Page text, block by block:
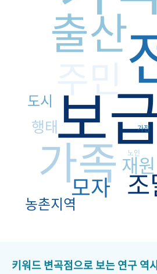
보
가족
출산
모자
재원
행태
도시
농촌지역
가정
노인
키워드 변곡점으로 보는 연구 역